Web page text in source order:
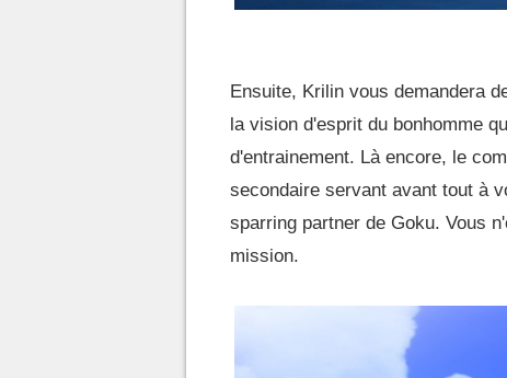
Ensuite, Krilin vous demandera
la vision d'esprit du bonhomme
d'entrainement. Là encore, le
secondaire servant avant tout à
sparring partner de Goku. Vous
mission.